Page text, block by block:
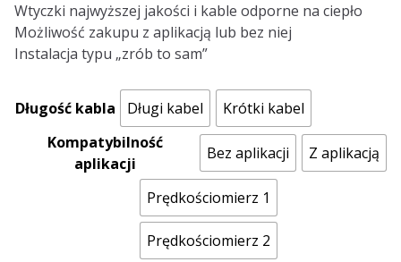
Wtyczki najwyższej jakości i kable odporne na ciepło
Możliwość zakupu z aplikacją lub bez niej
Instalacja typu „zrób to sam”
Długość kabla Długi kabel
Krótki kabel
Kompatybilność
aplikacji
Bez aplikacji Z aplikacją
Prędkościomierz 1
Prędkościomierz 2